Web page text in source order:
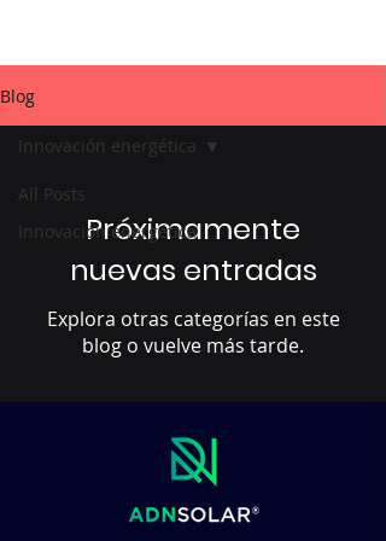
Blog
All Posts
Innovación energética
Innovación energética
Próximamente
nuevas entradas
Explora otras categorías en este
blog o vuelve más tarde.